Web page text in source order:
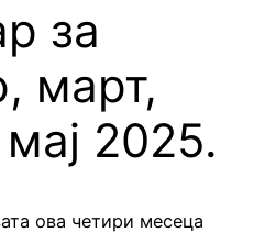
за
март,
2025.
ова четири месеца